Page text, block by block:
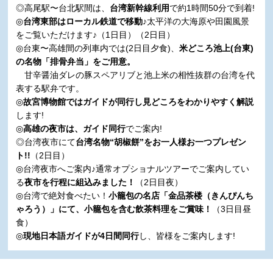
◎高尾駅〜台北駅間は、 台湾新幹線利用で約1時間50分で到着!
◎台湾東部はローカル鉄道で移動♪太平洋の大海原や田園風景
をご覧いただけます♪（1日目）（2日目）
◎台東〜高雄間の列車内では(2日目夕食)、 米どころ池上(台東)
の名物「排骨弁当」をご用意。
甘辛醤油ダレの豚スペアリブと池上米の相性抜群の台湾を代
表する駅弁です。
◎故宮博物館ではガイドが同行し見どころをわかりやすく解説
します!
◎高雄の夜市は、ガイド同行でご案内!
◎台湾夜市にて台湾名物“胡椒餅”をお一人様お一つプレゼン
ト!! （2日目）
◎台湾夜市へご案内♪通常オプショナルツアーでご案内してい
る夜市を行程に組込みました！
（2日目夜）
◎台湾で絶対食べたい！ 小籠包の名店「金品茶楼（きんぴんち
ゃろう）」にて、小籠包を含む飲茶料理をご賞味！
（3日目昼
食）
◎現地日本語ガイドが4日間同行し、皆様をご案内します!